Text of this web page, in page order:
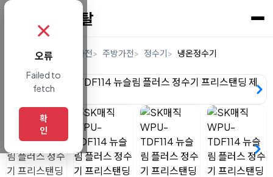
렌탈 디지털/가전 주방가전 정수기 냉온정수기
✗
오류
Failed to
fetch
확
인